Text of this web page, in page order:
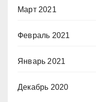
Март 2021
Февраль 2021
Январь 2021
Декабрь 2020